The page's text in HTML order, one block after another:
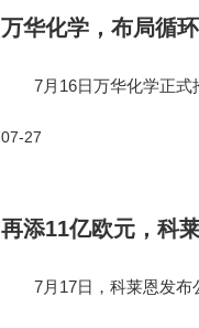
万华化学，布局循
7月16日万华化学正式
C方案。 国内塑料产业
07-27
再添11亿欧元，科
7月17日，科莱恩发布公